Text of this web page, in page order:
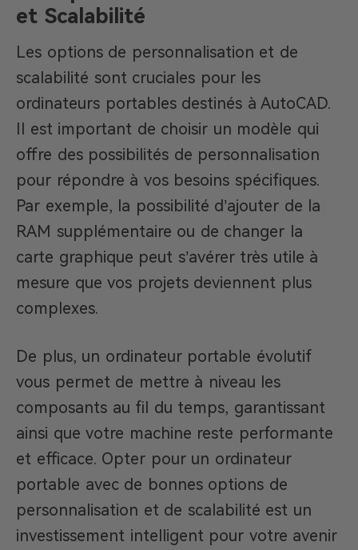
et Scalabilité
Les options de personnalisation et de
scalabilité sont cruciales pour les
ordinateurs portables destinés à AutoCAD.
Il est important de choisir un modèle qui
offre des possibilités de personnalisation
pour répondre à vos besoins spécifiques.
Par exemple, la possibilité d’ajouter de la
RAM supplémentaire ou de changer la
carte graphique peut s’avérer très utile à
mesure que vos projets deviennent plus
complexes.
De plus, un ordinateur portable évolutif
vous permet de mettre à niveau les
composants au fil du temps, garantissant
ainsi que votre machine reste performante
et efficace. Opter pour un ordinateur
portable avec de bonnes options de
personnalisation et de scalabilité est un
investissement intelligent pour votre avenir